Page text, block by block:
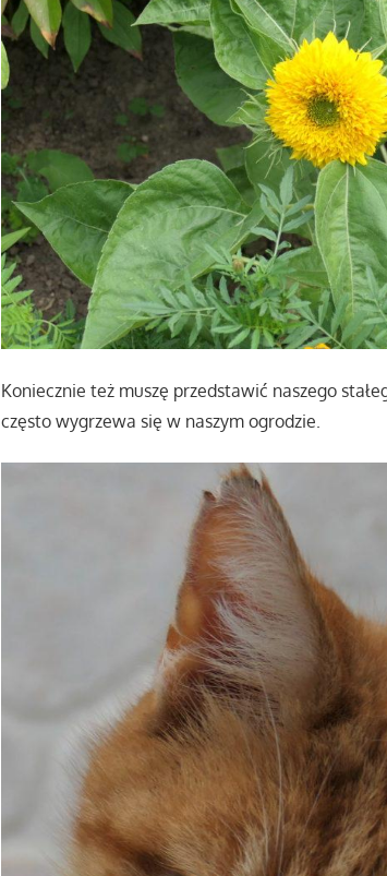
Koniecznie też muszę przedstawić naszego
często wygrzewa się w naszym ogrodzie.